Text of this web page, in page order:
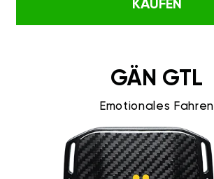
KAUFEN
GÄN GTL
Emotionales Fahren